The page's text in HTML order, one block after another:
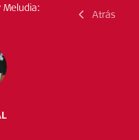
ahora
Meludia:
Atrás